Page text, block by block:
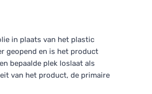
in plaats van het plastic
geopend en is het product
bepaalde plek loslaat als
van het product, de primaire